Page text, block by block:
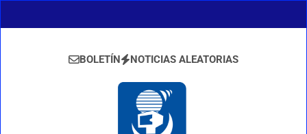
BOLETÍN NOTICIAS ALEATORIAS